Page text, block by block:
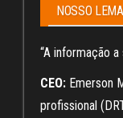
NOSSO
“A informação
CEO: Emerson
profissional